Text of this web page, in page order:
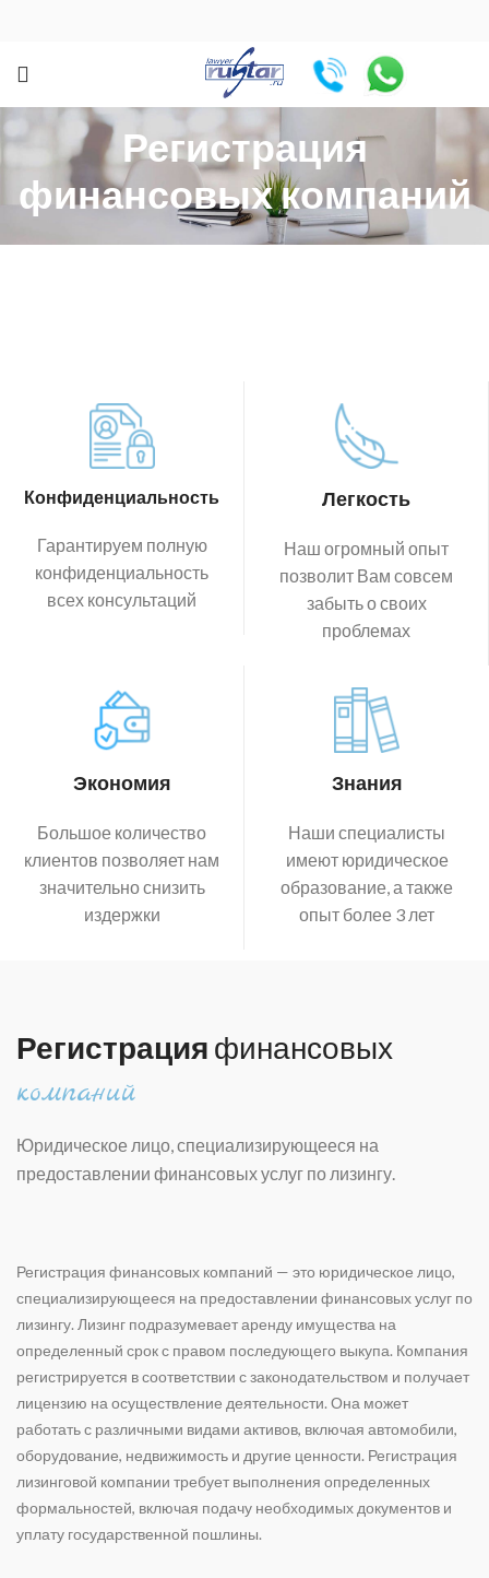
Регистрация
финансовых компаний
Конфиденциальность
Гарантируем полную
конфиденциальность
всех консультаций
Легкость
Наш огромный опыт
позволит Вам совсем
забыть о своих
проблемах
Экономия
Большое количество
клиентов позволяет нам
значительно снизить
издержки
Знания
Наши специалисты
имеют юридическое
образование, а также
опыт более 3 лет
Регистрация финансовых
компаний
Юридическое лицо, специализирующееся на
предоставлении финансовых услуг по лизингу.
Регистрация финансовых компаний — это юридическое лицо,
специализирующееся на предоставлении финансовых услуг по
лизингу. Лизинг подразумевает аренду имущества на
определенный срок с правом последующего выкупа. Компания
регистрируется в соответствии с законодательством и получает
лицензию на осуществление деятельности. Она может
работать с различными видами активов, включая автомобили,
оборудование, недвижимость и другие ценности. Регистрация
лизинговой компании требует выполнения определенных
формальностей, включая подачу необходимых документов и
уплату государственной пошлины.